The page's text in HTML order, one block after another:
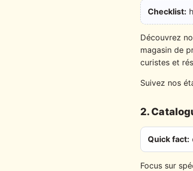
Checklist:
Découvrez
magasin de
curistes et
Suivez nos
2.
Quick fact:
Focus sur